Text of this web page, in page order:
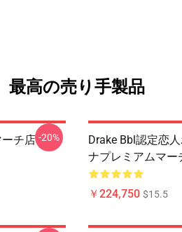
最高の売り手製品
チ店 -20%
Drake Bbl認定恋
ナプレミアムマー
￥224,750 $15.5